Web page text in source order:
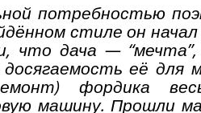
потребностью
стиле он
что дача —
её для
фордика
машину. Прошли